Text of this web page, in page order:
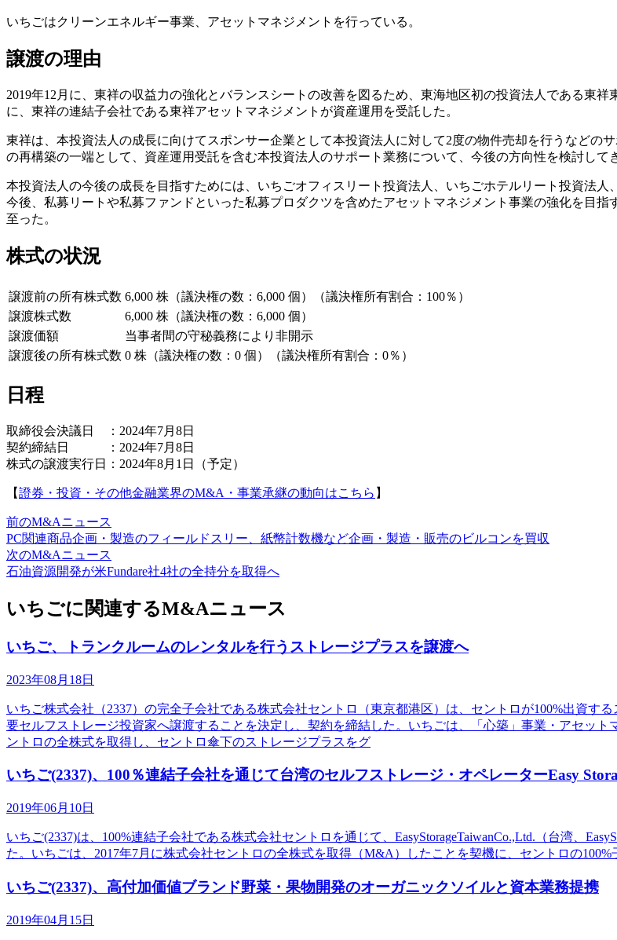
いちごはクリーンエネルギー事業、アセットマネジメントを行っている。
譲渡の理由
2019年12月に、東祥の収益力の強化とバランスシートの改善を図るため、東海地区初の投資法人である東
に、東祥の連結子会社である東祥アセットマネジメントが資産運用を受託した。
東祥は、本投資法人の成長に向けてスポンサー企業として本投資法人に対して2度の物件売却を行うなどの
の再構築の一端として、資産運用受託を含む本投資法人のサポート業務について、今後の方向性を検討して
本投資法人の今後の成長を目指すためには、いちごオフィスリート投資法人、いちごホテルリート投資法
今後、私募リートや私募ファンドといった私募プロダクツを含めたアセットマネジメント事業の強化を目
至った。
株式の状況
譲渡前の所有株式数 6,000 株（議決権の数：6,000 個）（議決権所有割合：100％）
譲渡株式数
6,000 株（議決権の数：6,000 個）
譲渡価額
当事者間の守秘義務により非開示
譲渡後の所有株式数 0 株（議決権の数：0 個）（議決権所有割合：0％）
日程
取締役会決議日 ：2024年7月8日
契約締結日 ：2024年7月8日
株式の譲渡実行日：2024年8月1日（予定）
【證券・投資・その他金融業界のM&A・事業承継の動向はこちら 】
前のM&Aニュース
PC関連商品企画・製造のフィールドスリー、紙幣計数機など企画・製造・販売のビルコンを買収
次のM&Aニュース
石油資源開発が米Fundare社4社の全持分を取得へ
いちごに関連するM&Aニュース
いちご、トランクルームのレンタルを行うストレージプラスを譲渡へ
2023年08月18日
いちご株式会社（2337）の完全子会社である株式会社セントロ（東京都港区）は、セントロが100%出資す
要セルフストレージ投資家へ譲渡することを決定し、契約を締結した。いちごは、「心築」事業・アセッ
ントロの全株式を取得し、セントロ傘下のストレージプラスをグ
いちご(2337)、100％連結子会社を通じて台湾のセルフストレージ・オペレーターEasy
2019年06月10日
いちご(2337)は、100%連結子会社である株式会社セントロを通じて、EasyStorageTaiwanCo.,Ltd.（台湾、
た。いちごは、2017年7月に株式会社セントロの全株式を取得（M&A）したことを契機に、セントロの
いちご(2337)、高付加価値ブランド野菜・果物開発のオーガニックソイルと資本業務提携
2019年04月15日